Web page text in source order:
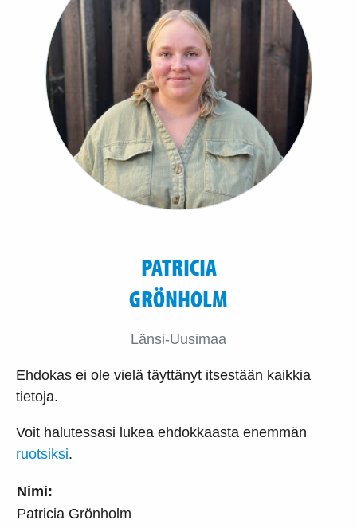
Nimi:
Patricia Grönholm
PATRICIA
GRÖNHOLM
Länsi-Uusimaa
Ehdokas ei ole vielä täyttänyt itsestään kaikkia
tietoja.
Voit halutessasi lukea ehdokkaasta enemmän
ruotsiksi.